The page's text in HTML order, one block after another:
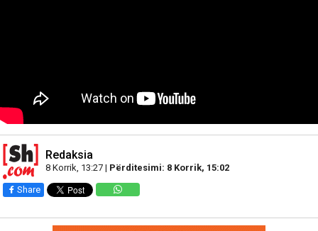
Redaksia
8 Korrik, 13:27 | Përditesimi: 8 Korrik, 15:02
Share